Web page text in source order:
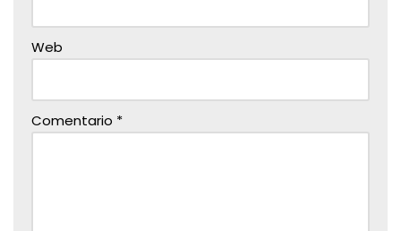
Web
Comentario *